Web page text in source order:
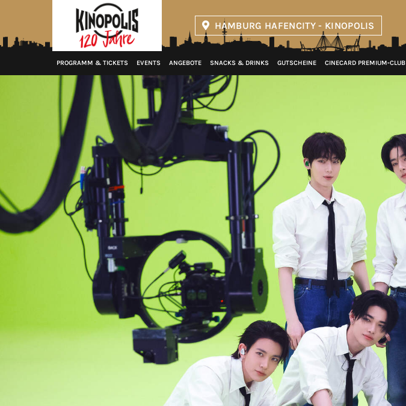
HAMBURG HAFENCITY - KINOPOLIS
PROGRAMM & TICKETS EVENTS ANGEBOTE SNACKS & DRINKS GUTSCHEINE CINECARD PREMIUM‑CLUB